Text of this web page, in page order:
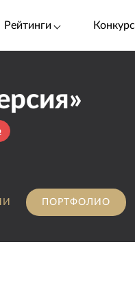
Рейтинги Конкурс
ПОРТФОЛИО